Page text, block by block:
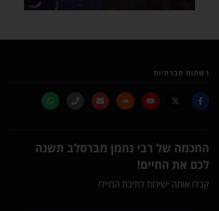
רשתות חברתיות
החכמה של רבי נחמן מברסלב תשנה
לכם את החיים!
קבלו אותה ישירות לתיבת המייל!